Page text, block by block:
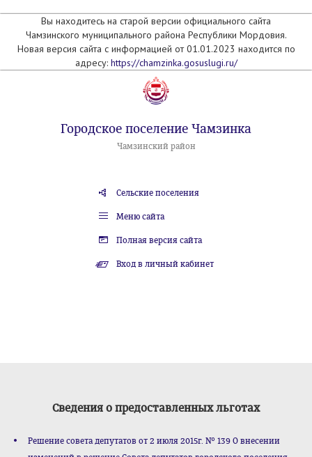
Вы находитесь на старой версии официального сайта
Чамзинского муниципального района Республики Мордовия.
Новая версия сайта с информацией от 01.01.2023 находится по
адресу: https://chamzinka.gosuslugi.ru/
Городское поселение Чамзинка
Чамзинский район
Сельские поселения
Меню сайта
Полная версия сайта
Вход в личный кабинет
Сведения о предоставленных льготах
Решение совета депутатов от 2 июля 2015г. № 139 О внесении